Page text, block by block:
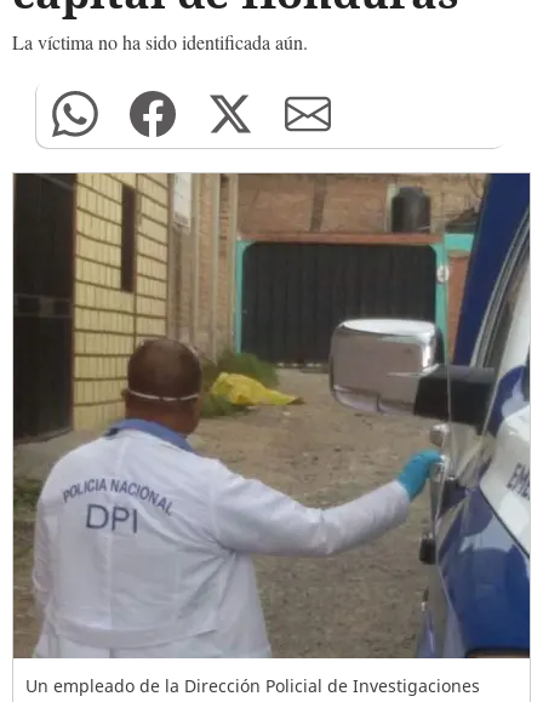
La víctima no ha sido identificada aún.
Un empleado de la Dirección Policial de Investigaciones